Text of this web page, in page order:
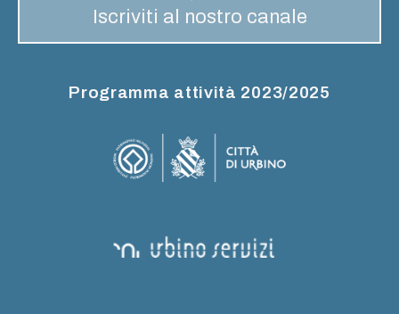
Iscriviti al nostro canale
Programma attività 2023/2025